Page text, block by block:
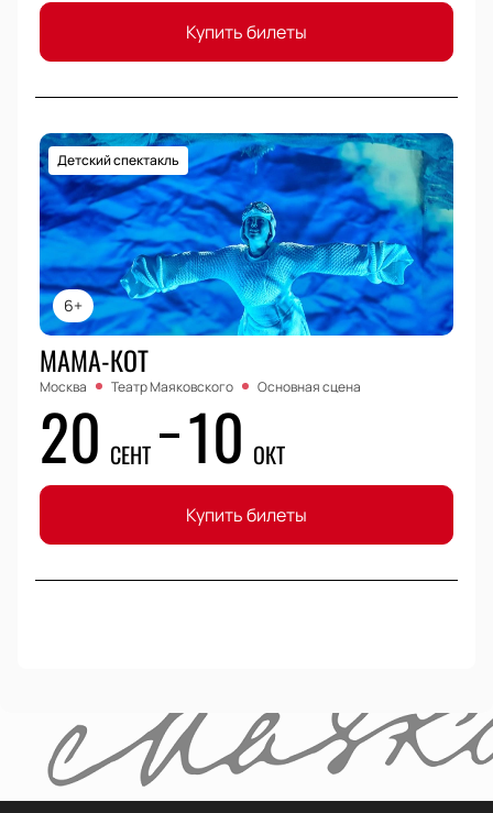
Купить билеты
6+
Детский спектакль
МАМА-КОТ
Москва Театр Маяковского Основная сцена
20 СЕНТ 10 ОКТ
Купить билеты